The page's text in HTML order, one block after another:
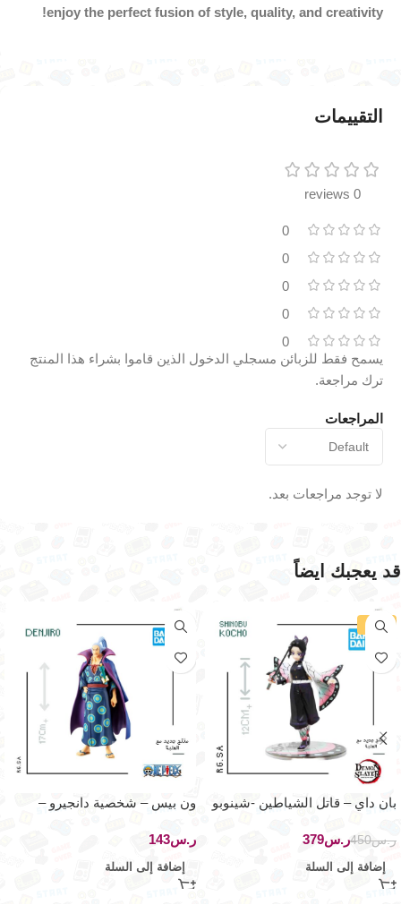
enjoy the perfect fusion of style, quality, and creativity!
التقييمات
0 reviews
0
0
0
0
0
المراجعات
لا توجد مراجعات بعد.
يسمح فقط للزبائن مسجلي الدخول الذين قاموا بشراء هذا المنتج
ترك مراجعة.
قد يعجبك ايضاً
-16%
بان داي – قاتل الشياطين -شينوبو
ر.س450ر.س379
إضافة إلى السلة
ون بيس – شخصية دانجيرو –
ر.س
إضافة إلى السلة